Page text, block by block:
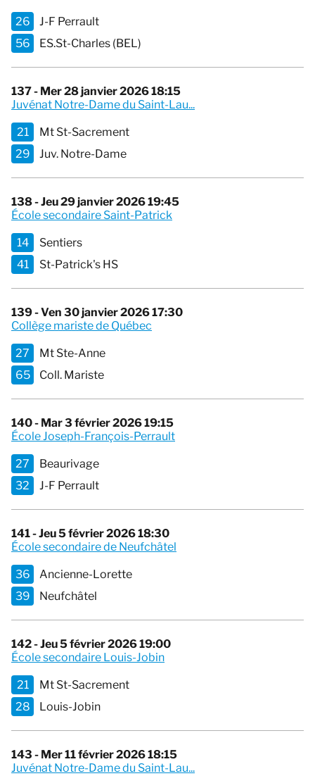
26
J-F Perrault
56
ES.St-Charles (BEL)
137 - Mer 28 janvier 2026 18:15
Juvénat Notre-Dame du Saint-Lau...
21
Mt St-Sacrement
29
Juv. Notre-Dame
138 - Jeu 29 janvier 2026 19:45
École secondaire Saint-Patrick
14
Sentiers
41
St-Patrick's HS
139 - Ven 30 janvier 2026 17:30
Collège mariste de Québec
27
Mt Ste-Anne
65
Coll. Mariste
140 - Mar 3 février 2026 19:15
École Joseph-François-Perrault
27
Beaurivage
32
J-F Perrault
141 - Jeu 5 février 2026 18:30
École secondaire de Neufchâtel
36
Ancienne-Lorette
39
Neufchâtel
142 - Jeu 5 février 2026 19:00
École secondaire Louis-Jobin
21
Mt St-Sacrement
28
Louis-Jobin
143 - Mer 11 février 2026 18:15
Juvénat Notre-Dame du Saint-Lau...